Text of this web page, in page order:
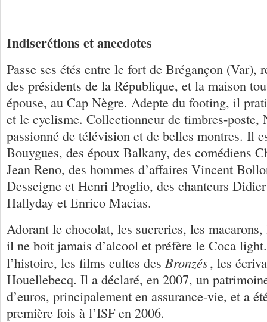
Indiscrétions et anecdotes
Passe ses étés entre le fort de Brégançon (Var),
des présidents de la République, et la maison
épouse, au Cap Nègre. Adepte du footing, il
et le cyclisme. Collectionneur de timbres-poste,
passionné de télévision et de belles montres. Il
Bouygues, des époux Balkany, des comédiens
Jean Reno, des hommes d’affaires Vincent
Desseigne et Henri Proglio, des chanteurs
Hallyday et Enrico Macias.
Adorant le chocolat, les sucreries, les macarons,
il ne boit jamais d’alcool et préfère le Coca
l’histoire, les films cultes des Bronzés, les
Houellebecq. Il a déclaré, en 2007, un
d’euros, principalement en assurance-vie, et a
première fois à l’ISF en 2006.